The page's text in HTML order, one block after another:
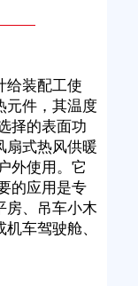
给装配工使
元件，其温度
择的表面功
扇式热风供暖
外使用。它
的应用是专
房、吊车小木
车驾驶舱、